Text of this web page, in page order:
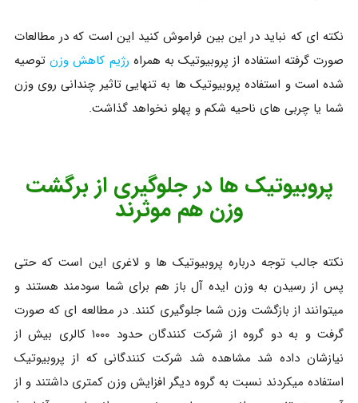
نکته ای که نباید در این بین فراموش کنید این است که در مطالعات
صورت گرفته استفاده از پروبیوتیک به همراه رژیم کاهش وزنتوصیه
شده است و استفاده پروبیوتیک ها به تنهایی تاثیر چندانی روی وزن
شما یا چربی های ناحیه شکم و پهلو نخواهد گذاشت.
پروبیوتیک ها در جلوگیری از برگشت
وزن هم موثرند
نکته جالب توجه درباره پروبیوتیک ها و لاغری این است که حتی
پس از رسیدن به وزن ایده آل باز هم برای شما سودمند هستند و
میتوانند از بازگشت وزن شما جلوگیری کنند. در مطالعه ای که صورت
گرفت و به دو گروه از شرکت کنندگان حدود ۱۰۰۰ کالری بیش از
نیازشان داده شد مشاهده شد شرکت کنندگانی که از پروبیوتیک
استفاده میکردند نسبت به گروه دیگر افزایش وزن کمتری داشتند و از